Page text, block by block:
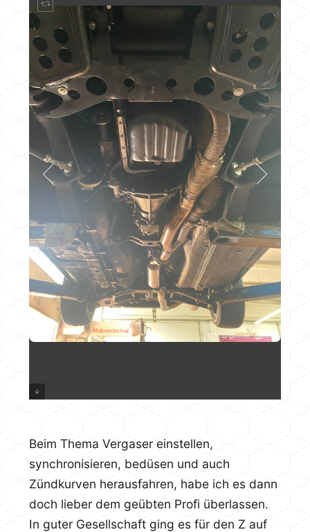
Beim Thema Vergaser einstellen,
synchronisieren, bedüsen und auch
Zündkurven herausfahren, habe ich es dann
doch lieber dem geübten Profi überlassen.
In guter Gesellschaft ging es für den Z auf